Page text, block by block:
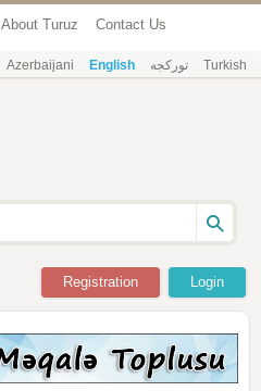
About Turuz Contact Us
Azerbaijani English تورکجه Turkish
Login
Registration